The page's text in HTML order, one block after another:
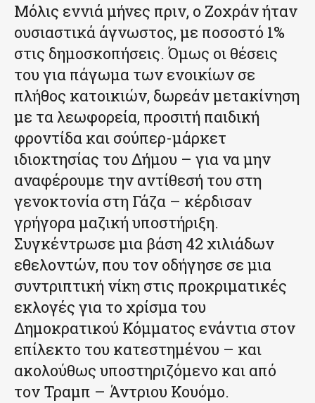
Μόλις εννιά μήνες πριν, ο Ζοχράν ήταν
ουσιαστικά άγνωστος, με ποσοστό 1%
στις δημοσκοπήσεις. Όμως οι θέσεις
του για πάγωμα των ενοικίων σε
πλήθος κατοικιών, δωρεάν μετακίνηση
με τα λεωφορεία, προσιτή παιδική
φροντίδα και σούπερ-μάρκετ
ιδιοκτησίας του Δήμου – για να μην
αναφέρουμε την αντίθεσή του στη
γενοκτονία στη Γάζα – κέρδισαν
γρήγορα μαζική υποστήριξη.
Συγκέντρωσε μια βάση 42 χιλιάδων
εθελοντών, που τον οδήγησε σε μια
συντριπτική νίκη στις προκριματικές
εκλογές για το χρίσμα του
Δημοκρατικού Κόμματος ενάντια στον
επίλεκτο του κατεστημένου – και
ακολούθως υποστηριζόμενο και από
τον Τραμπ – Άντριου Κουόμο.